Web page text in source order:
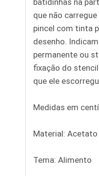
que não
pincel com tinta
desenho.
permanente ou
fixação do
que ele
Medidas em
Material: Acetato
Tema: Alimento